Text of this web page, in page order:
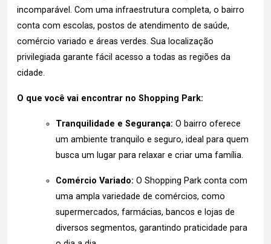
incomparável. Com uma infraestrutura completa, o bairro
conta com escolas, postos de atendimento de saúde,
comércio variado e áreas verdes. Sua localização
privilegiada garante fácil acesso a todas as regiões da
cidade.
O que você vai encontrar no Shopping Park:
Tranquilidade e Segurança: O bairro oferece
um ambiente tranquilo e seguro, ideal para quem
busca um lugar para relaxar e criar uma família.
Comércio Variado: O Shopping Park conta com
uma ampla variedade de comércios, como
supermercados, farmácias, bancos e lojas de
diversos segmentos, garantindo praticidade para